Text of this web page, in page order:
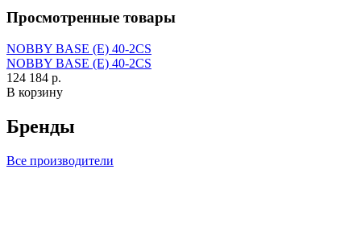
Просмотренные товары
NOBBY BASE (E) 40‑2CS
NOBBY BASE (E) 40‑2CS
124 184 р.
В корзину
Бренды
Все производители